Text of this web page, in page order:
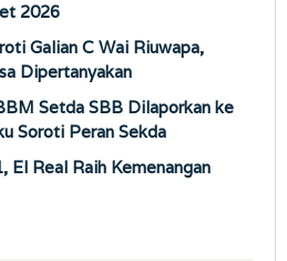
2026
Galian C Wai Riuwapa,
Dipertanyakan
Setda SBB Dilaporkan ke
Soroti Peran Sekda
El Real Raih Kemenangan